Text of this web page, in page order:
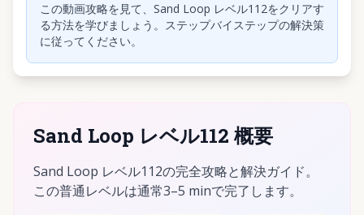
この動画攻略を見て、Sand Loop レベル112をクリアす
る方法を学びましょう。ステップバイステップの解決策
に従ってください。
Sand Loop レベル112 概要
Sand Loop レベル112の完全攻略と解決ガイド。
この普通レベルは通常3–5 minで完了します。